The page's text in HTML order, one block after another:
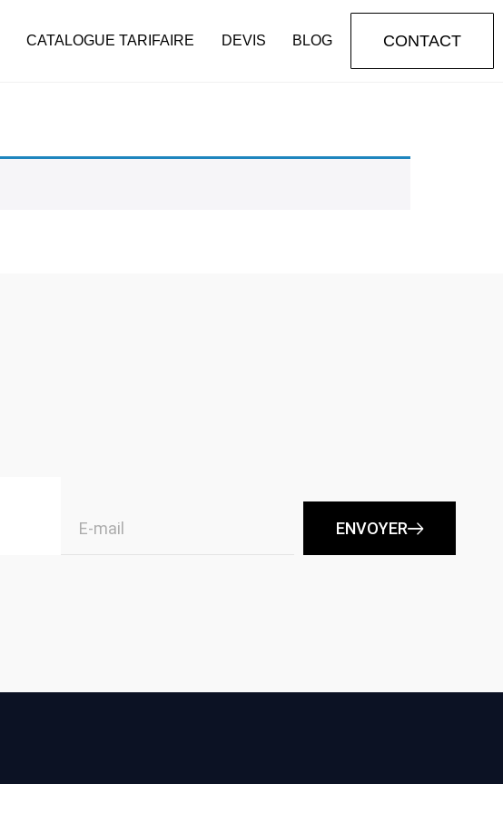
CATALOGUE TARIFAIRE DEVIS BLOG CONTACT
ENVOYER